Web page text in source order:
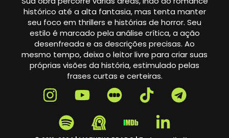
histórico até a alta fantasia, mas tenta manter
seu foco em thrillers e histórias de horror. Seu
estilo é marcado pela análise crítica, a ação
desenfreada e as descrições precisas. Ao
mesmo tempo, deixa o leitor livre para criar suas
próprias visões da história, estimulado pelas
frases curtas e certeiras.